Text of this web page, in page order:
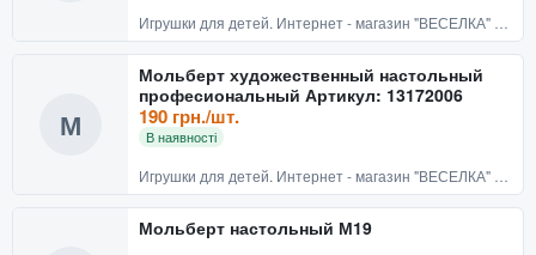
М
Мольберт художественный настольный
професиональный Артикул: 13172006
190 грн./шт.
В наявності
Мольберт настольный М19